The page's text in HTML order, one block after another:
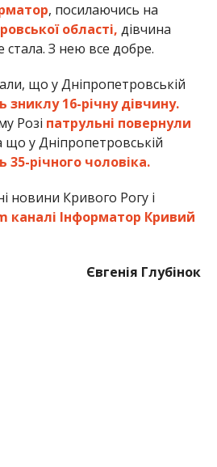
, посилаючись на
області, дівчина
З нею все добре.
що у Дніпропетровській
16-річну дівчину.
Розі патрульні повернули
що у Дніпропетровській
річного чоловіка.
новини Кривого Рогу і
каналі Інформатор Кривий
Євгенія Глубінок